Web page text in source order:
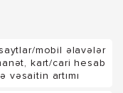
mobil əlavələr
kart/cari hesab
artımı